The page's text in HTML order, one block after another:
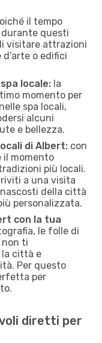
il tempo
questi
visitare attrazioni
d'arte o edifici
locale: la
momento per
spa locali,
alcuni
e bellezza.
di Albert: con
il momento
più locali.
a una visita
della città
personalizzata.
con la tua
le folle di
non ti
città e
Per questo
per
diretti per